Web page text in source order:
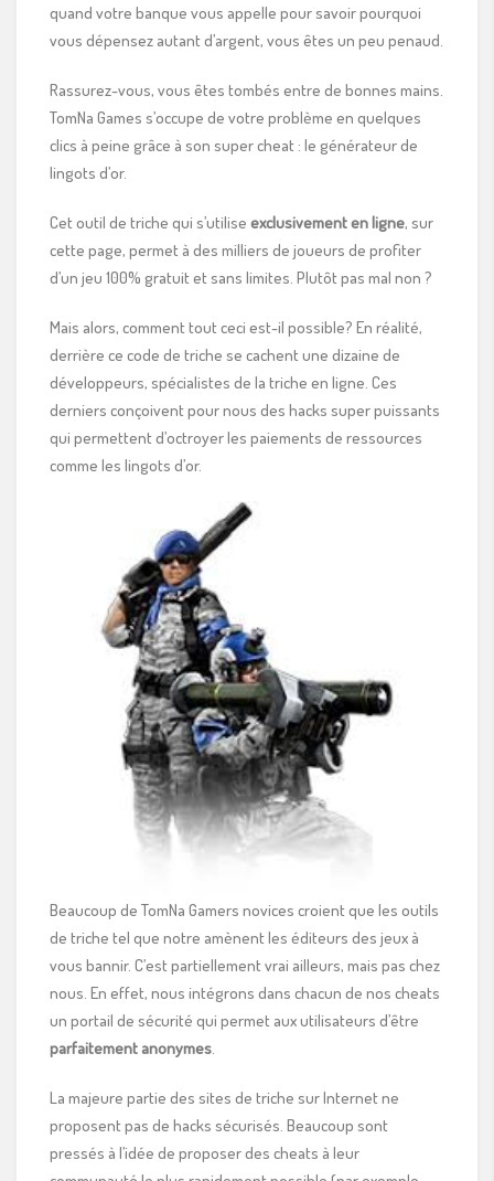
quand votre banque vous appelle pour savoir pourquoi
vous dépensez autant d’argent, vous êtes un peu penaud.
Rassurez-vous, vous êtes tombés entre de bonnes mains.
TomNa Games s’occupe de votre problème en quelques
clics à peine grâce à son super cheat : le générateur de
lingots d’or.
Cet outil de triche qui s’utilise exclusivement en ligne, sur
cette page, permet à des milliers de joueurs de profiter
d’un jeu 100% gratuit et sans limites. Plutôt pas mal non ?
Mais alors, comment tout ceci est-il possible? En réalité,
derrière ce code de triche se cachent une dizaine de
développeurs, spécialistes de la triche en ligne. Ces
derniers conçoivent pour nous des hacks super puissants
qui permettent d’octroyer les paiements de ressources
comme les lingots d’or.
Beaucoup de TomNa Gamers novices croient que les outils
de triche tel que notre amènent les éditeurs des jeux à
vous bannir. C’est partiellement vrai ailleurs, mais pas chez
nous. En effet, nous intégrons dans chacun de nos cheats
un portail de sécurité qui permet aux utilisateurs d’être
parfaitement anonymes.
La majeure partie des sites de triche sur Internet ne
proposent pas de hacks sécurisés. Beaucoup sont
pressés à l’idée de proposer des cheats à leur